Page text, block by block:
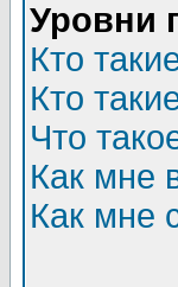
Уровни
Кто
Кто
Что
Как мне
Как мне